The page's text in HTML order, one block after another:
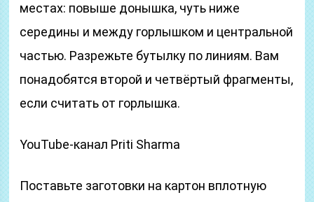
местах: повыше донышка, чуть ниже
середины и между горлышком и центральной
частью. Разрежьте бутылку по линиям. Вам
понадобятся второй и четвёртый фрагменты,
если считать от горлышка.
YouTube-канал Priti Sharma
Поставьте заготовки на картон вплотную